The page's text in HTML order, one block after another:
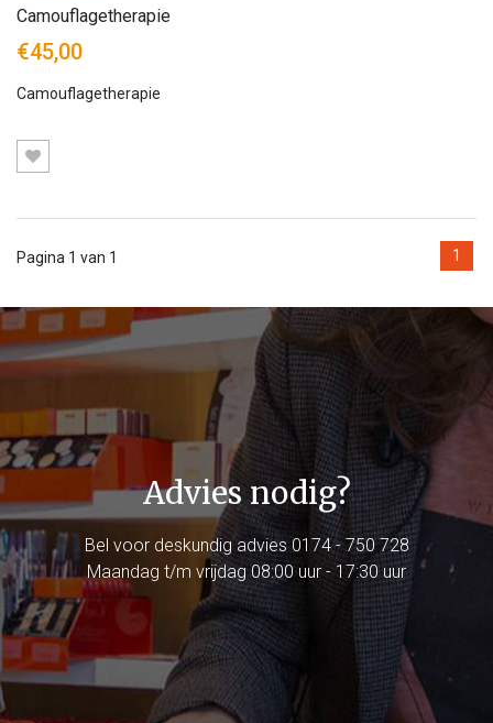
Camouflagetherapie
€45,00
Camouflagetherapie
Pagina 1 van 1 1
Advies nodig?
Bel voor deskundig advies 0174 - 750 728
Maandag t/m vrijdag 08:00 uur - 17:30 uur